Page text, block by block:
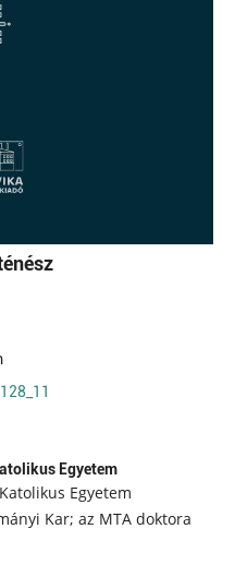
Egyetem
Egyetem
Kar; az MTA doktora